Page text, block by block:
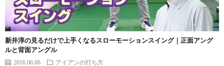
新井淳の見るだけで上手くなるスローモーションスイング｜正面アング
ルと背面アングル
2016.06.06 アイアンの打ち方